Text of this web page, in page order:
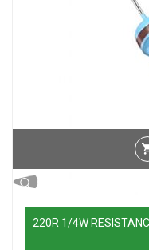
220R 1/4W